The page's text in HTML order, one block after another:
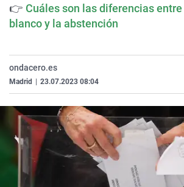
👉 Cuáles son las diferencias
blanco y la abstención
ondacero.es
Madrid 23.07.2023 08:04